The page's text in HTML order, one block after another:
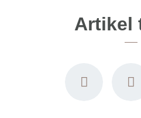
Artikel